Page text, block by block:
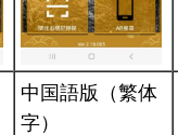
中国語版（繁体
字）